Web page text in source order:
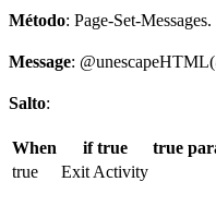
Método: Page-Set-Messages.
Message:
Salto:
When if true true
true
Exit Activity